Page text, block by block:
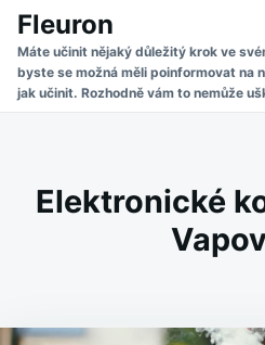
Skip
content
Search
for:
Fleuron
Máte učinit nějaký důležitý krok ve
byste se možná měli poinformovat na
jak učinit. Rozhodně vám to nemůže
Elektronické